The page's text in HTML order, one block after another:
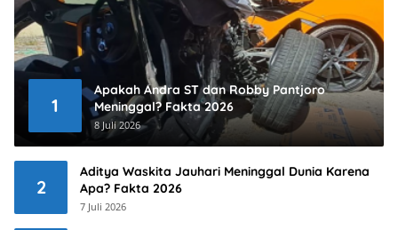
1
Apakah Andra ST dan Robby Pantjoro
Meninggal? Fakta 2026
8 Juli 2026
2
Aditya Waskita Jauhari Meninggal Dunia Karena
Apa? Fakta 2026
7 Juli 2026